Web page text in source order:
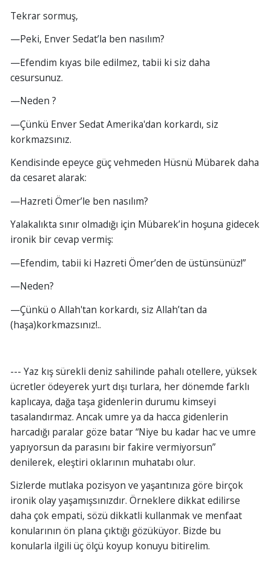
Tekrar sormuş,
—Peki, Enver Sedat’la ben nasılım?
—Efendim kıyas bile edilmez, tabii ki siz daha
cesursunuz.
—Neden ?
—Çünkü Enver Sedat Amerika'dan korkardı, siz
korkmazsınız.
Kendisinde epeyce güç vehmeden Hüsnü Mübarek daha
da cesaret alarak:
—Hazreti Ömer’le ben nasılım?
Yalakalıkta sınır olmadığı için Mübarek’in hoşuna gidecek
ironik bir cevap vermiş:
—Efendim, tabii ki Hazreti Ömer’den de üstünsünüz!”
—Neden?
—Çünkü o Allah'tan korkardı, siz Allah’tan da
(haşa)korkmazsınız!..
--- Yaz kış sürekli deniz sahilinde pahalı otellere, yüksek
ücretler ödeyerek yurt dışı turlara, her dönemde farklı
kaplıcaya, dağa taşa gidenlerin durumu kimseyi
tasalandırmaz. Ancak umre ya da hacca gidenlerin
harcadığı paralar göze batar “Niye bu kadar hac ve umre
yapıyorsun da parasını bir fakire vermiyorsun”
denilerek, eleştiri oklarının muhatabı olur.
Sizlerde mutlaka pozisyon ve yaşantınıza göre birçok
ironik olay yaşamışsınızdır. Örneklere dikkat edilirse
daha çok empati, sözü dikkatli kullanmak ve menfaat
konularının ön plana çıktığı gözüküyor. Bizde bu
konularla ilgili üç ölçü koyup konuyu bitirelim.